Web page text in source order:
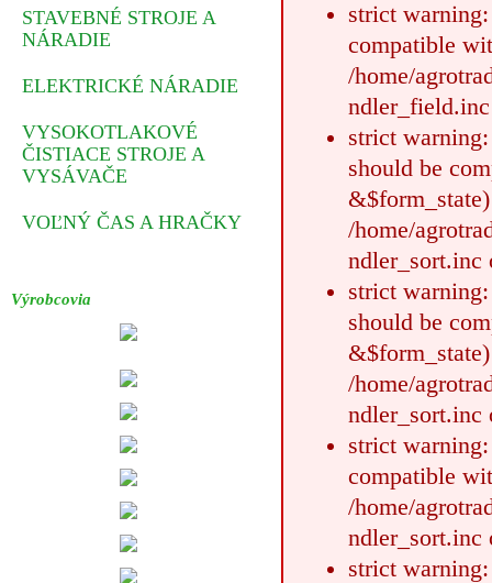
strict
compatible
/home/
strict
should be
/home/
ndler_sort.inc
strict
should be
/home/
ndler_sort.inc
strict
compatible
/home/
ndler_sort.inc
strict
STAVEBNÉ STROJE A
NÁRADIE
ELEKTRICKÉ NÁRADIE
VYSOKOTLAKOVÉ
ČISTIACE STROJE A
VYSÁVAČE
VOĽNÝ ČAS A HRAČKY
Výrobcovia